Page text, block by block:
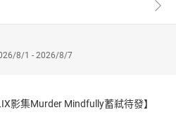
起，章節最開頭便是整理相關法條
便快速建構體系。
劃及調整，且都會安排「是非題、
在第二部分有大量歷屆考古題，如
答亦會更新為使用現行法規來解
8/1 - 2026/8/7
影集Murder Mindfully蓄弒待發】